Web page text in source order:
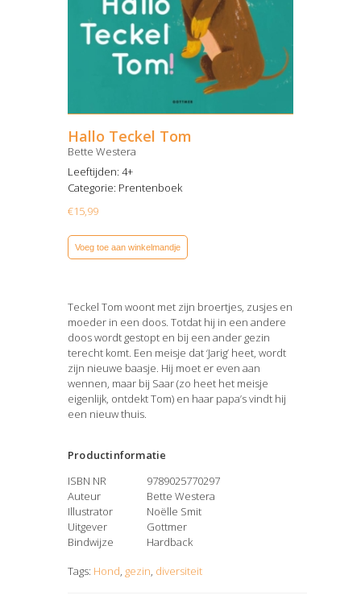
Hallo Teckel Tom
Bette Westera
Leeftijden: 4+
Categorie: Prentenboek
€15,99
Voeg toe aan winkelmandje
Teckel Tom woont met zijn broertjes, zusjes en
moeder in een doos. Totdat hij in een andere
doos wordt gestopt en bij een ander gezin
terecht komt. Een meisje dat ‘Jarig’ heet, wordt
zijn nieuwe baasje. Hij moet er even aan
wennen, maar bij Saar (zo heet het meisje
eigenlijk, ontdekt Tom) en haar papa’s vindt hij
een nieuw thuis.
Productinformatie
ISBN NR
9789025770297
Auteur
Bette Westera
Illustrator
Noëlle Smit
Uitgever
Gottmer
Bindwijze
Hardback
Tags: Hond gezin diversiteit